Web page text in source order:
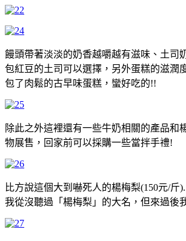
饅頭帶著淡淡的奶香越嚼越有滋味、土司
包紅豆的土司可以選擇，另外蛋糕的滋潤
包了肉鬆的古早味蛋糕，蠻好吃的!!
除此之外這裡還有一些牛奶相關的產品和
物展售，回家前可以採購一些當拌手禮!
比方說這個大到嚇死人的楊梅梨(150元/斤)
我從沒聽過「楊梅梨」的大名，但來過後